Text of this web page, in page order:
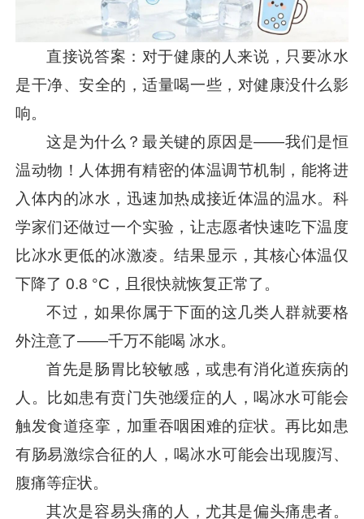
直接说答案：对于健康的人来说，只要冰水
是干净、安全的，适量喝一些，对健康没什么影
响。
这是为什么？最关键的原因是——我们是恒
温动物！人体拥有精密的体温调节机制，能将进
入体内的冰水，迅速加热成接近体温的温水。科
学家们还做过一个实验，让志愿者快速吃下温度
比冰水更低的冰激凌。结果显示，其核心体温仅
下降了 0.8 °C，且很快就恢复正常了。
不过，如果你属于下面的这几类人群就要格
外注意了——千万不能喝 冰水。
首先是肠胃比较敏感，或患有消化道疾病的
人。比如患有贲门失弛缓症的人，喝冰水可能会
触发食道痉挛，加重吞咽困难的症状。再比如患
有肠易激综合征的人，喝冰水可能会出现腹泻、
腹痛等症状。
其次是容易头痛的人，尤其是偏头痛患者。